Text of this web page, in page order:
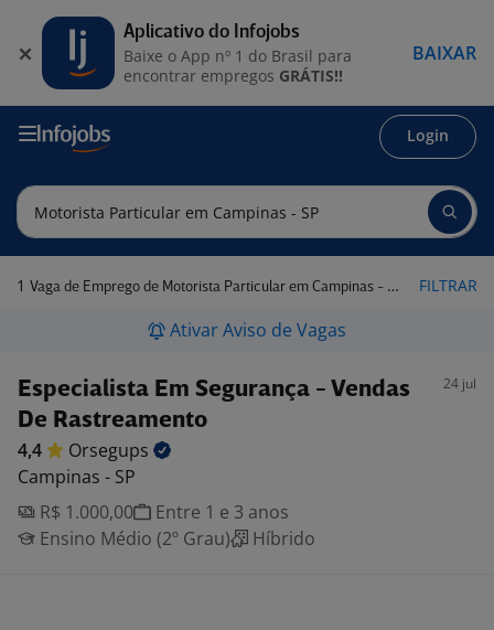
Login
1 Vaga de Emprego de Motorista Particular em Campinas - SP FILTRAR
Ativar Aviso de Vagas
Especialista Em Segurança - Vendas
De Rastreamento
24 jul
4,4
Orsegups
Campinas - SP
R$ 1.000,00
Entre 1 e 3 anos
Ensino Médio (2º Grau)
Híbrido
Aplicativo do Infojobs
Baixe o App nº 1 do Brasil para
encontrar empregos GRÁTIS!!
BAIXAR